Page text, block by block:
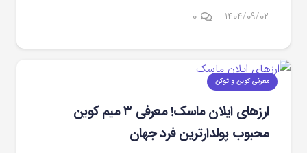
۱۴۰۴/۰۹/۰۲ ۰
معرفی کوین و توکن
ارزهای ایلان ماسک! معرفی ۳ میم کوین
محبوب پولدارترین فرد جهان